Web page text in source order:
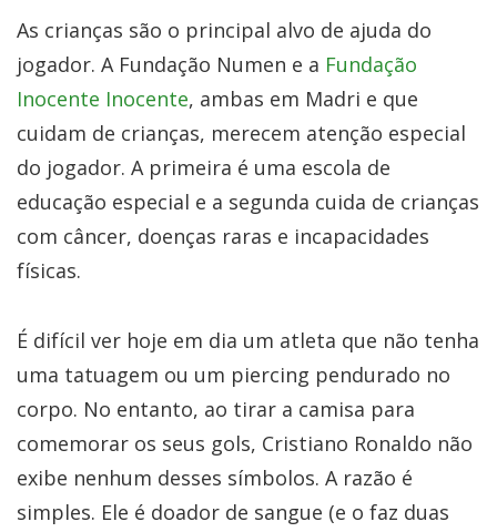
As crianças são o principal alvo de ajuda do
jogador. A Fundação Numen e a Fundação
Inocente Inocente, ambas em Madri e que
cuidam de crianças, merecem atenção especial
do jogador. A primeira é uma escola de
educação especial e a segunda cuida de crianças
com câncer, doenças raras e incapacidades
físicas.
É difícil ver hoje em dia um atleta que não tenha
uma tatuagem ou um piercing pendurado no
corpo. No entanto, ao tirar a camisa para
comemorar os seus gols, Cristiano Ronaldo não
exibe nenhum desses símbolos. A razão é
simples. Ele é doador de sangue (e o faz duas